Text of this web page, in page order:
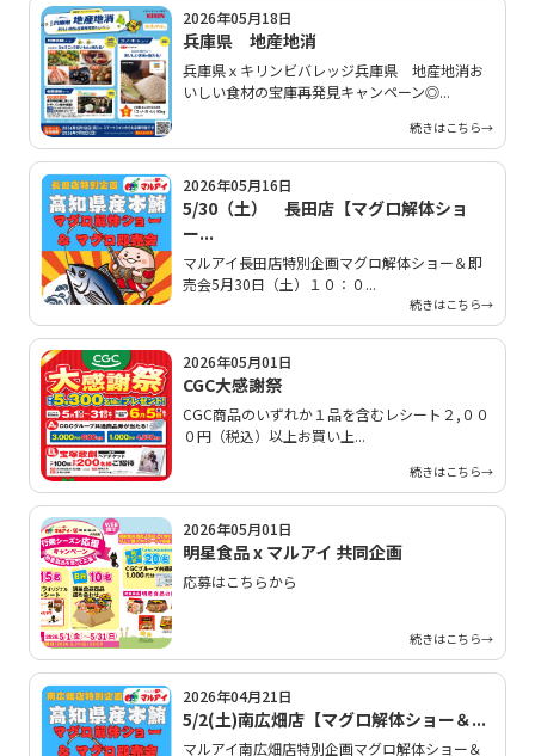
2026年05月18日
兵庫県 地産地消
兵庫県ｘキリンビバレッジ兵庫県 地産地消お
いしい食材の宝庫再発見キャンペーン◎...
続きはこちら→
2026年05月16日
5/30（土） 長田店【マグロ解体ショ
ー...
マルアイ長田店特別企画マグロ解体ショー＆即
売会5月30日（土）１０：０...
続きはこちら→
2026年05月01日
CGC大感謝祭
CGC商品のいずれか１品を含むレシート２,００
０円（税込）以上お買い上...
続きはこちら→
2026年05月01日
明星食品 x マルアイ 共同企画
応募はこちらから
続きはこちら→
2026年04月21日
5/2(土)南広畑店【マグロ解体ショー＆...
マルアイ南広畑店特別企画マグロ解体ショー＆